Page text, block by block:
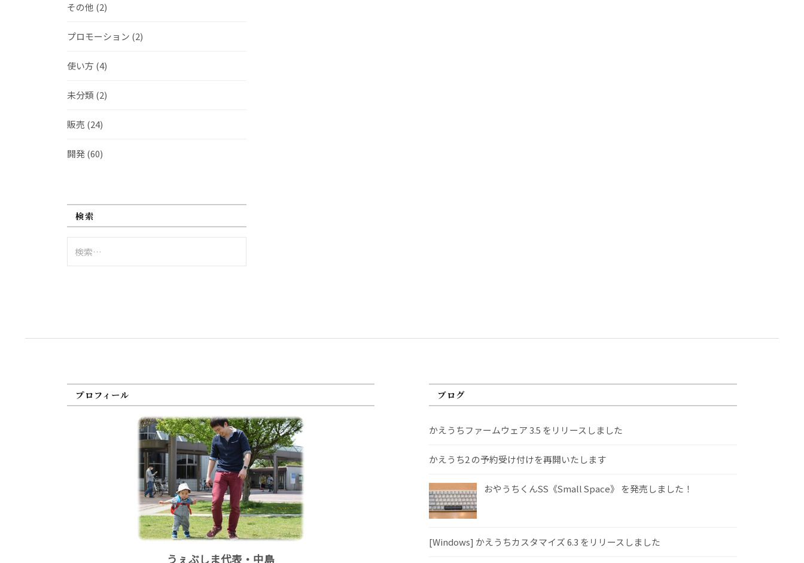
その他 (2)
プロモーション (2)
使い方 (4)
未分類 (2)
販売 (24)
開発(60)
検索
索:
プロフィール
うぇぶしま代表・中島
ブログ
かえうちファームウェア 3.5 をリリースしました
かえうち2 の予約受け付けを再開いたします
おやうちくんSS《Small Space》 を発売しました！
[Windows] かえうちカスタマイズ 6.3 をリリースしました